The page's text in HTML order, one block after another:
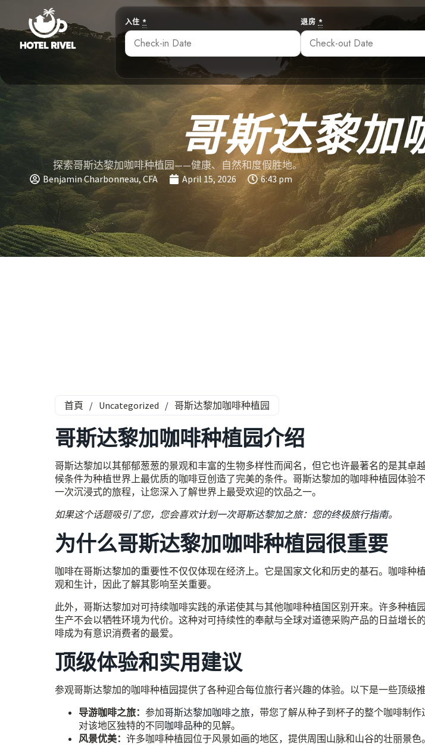
入住 * 退房 *
哥斯达黎加
探索哥斯达黎加咖啡种植园——健康、自然和度假胜地。
Benjamin Charbonneau, CFA April 15, 2026 6:43 pm
首頁 / Uncategorized / 哥斯达黎加咖啡种植园
哥斯达黎加咖啡种植园介绍
哥斯达黎加以其郁郁葱葱的景观和丰富的生物多样性而闻名，但它也许最著名的是其卓
候条件为种植世界上最优质的咖啡豆创造了完美的条件。哥斯达黎加的咖啡种植园体验
一次沉浸式的旅程，让您深入了解世界上最受欢迎的饮品之一。
如果这个话题吸引了您，您会喜欢计划一次哥斯达黎加之旅：您的终极旅行指南。
为什么哥斯达黎加咖啡种植园很重要
咖啡在哥斯达黎加的重要性不仅仅体现在经济上。它是国家文化和历史的基石。咖啡种
观和生计，因此了解其影响至关重要。
此外，哥斯达黎加对可持续咖啡实践的承诺使其与其他咖啡种植国区别开来。许多种植
生产不会以牺牲环境为代价。这种对可持续性的奉献与全球对道德采购产品的日益增长
啡成为有意识消费者的最爱。
顶级体验和实用建议
参观哥斯达黎加的咖啡种植园提供了各种迎合每位旅行者兴趣的体验。以下是一些顶级推
导游咖啡之旅： 参加哥斯达黎加咖啡之旅，带您了解从种子到杯子的整个咖啡制
对该地区独特的不同咖啡品种的见解。
风景优美： 许多咖啡种植园位于风景如画的地区，提供周围山脉和山谷的壮丽景色